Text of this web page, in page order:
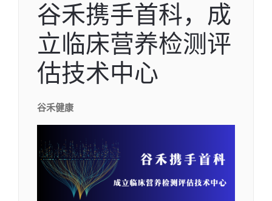
谷禾携手首科，成
立临床营养检测评
估技术中心
谷禾健康